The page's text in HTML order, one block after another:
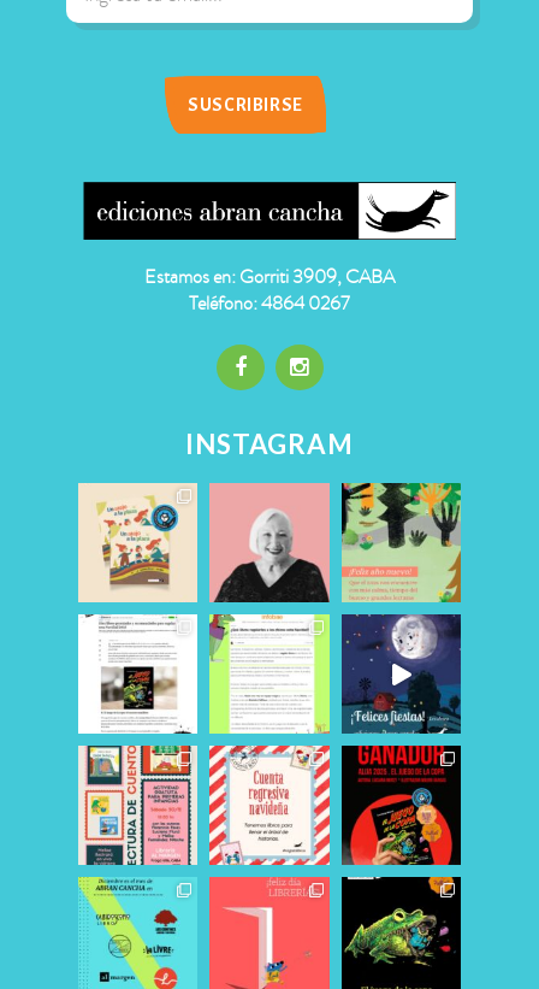
Estamos en: Gorriti 3909, CABA
Teléfono: 4864 0267
INSTAGRAM